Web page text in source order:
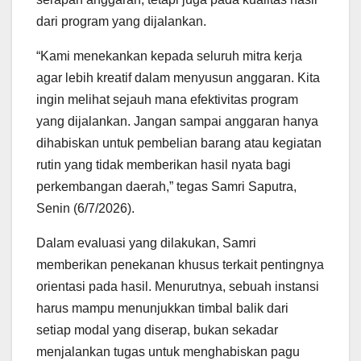
dari program yang dijalankan.
“Kami menekankan kepada seluruh mitra kerja
agar lebih kreatif dalam menyusun anggaran. Kita
ingin melihat sejauh mana efektivitas program
yang dijalankan. Jangan sampai anggaran hanya
dihabiskan untuk pembelian barang atau kegiatan
rutin yang tidak memberikan hasil nyata bagi
perkembangan daerah,” tegas Samri Saputra,
Senin (6/7/2026).
Dalam evaluasi yang dilakukan, Samri
memberikan penekanan khusus terkait pentingnya
orientasi pada hasil. Menurutnya, sebuah instansi
harus mampu menunjukkan timbal balik dari
setiap modal yang diserap, bukan sekadar
menjalankan tugas untuk menghabiskan pagu